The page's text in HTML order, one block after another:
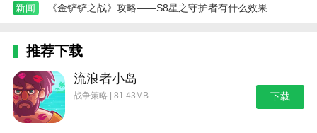
新闻 《金铲铲之战》攻略——S8星之守护者有什么效果
推荐下载
流浪者小岛
战争策略 | 81.43MB 下载